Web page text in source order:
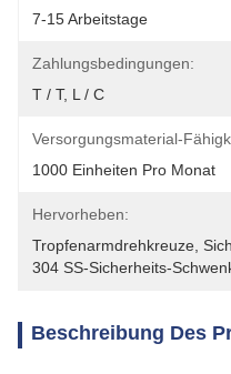
7-15 Arbeitstage
Zahlungsbedingungen:
T / T, L / C
Versorgungsmaterial-
1000 Einheiten Pro Monat
Hervorheben:
Tropfenarmdrehkreuze
304 SS-Sicherheits-
Beschreibung Des